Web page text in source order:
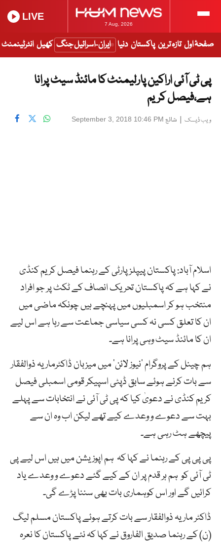
7 Aug, 2026
LIVE
صفحۂ اول تازہ ترین پاکستان دنیا ایران-اسرائیل جنگ کھیل انٹرٹینمنٹ
پی ٹی آئی اراکین پارلیمنٹ کا مائنڈ سیٹ پرانا
ہے،فیصل کریم
ویب ڈیسک | شائع September 3, 2018 10:46 PM
اسلام آباد: پاکستان پیپلز پارٹی کے رہنما فیصل کریم کنڈی
نے کہا ہے کہ پاکستان تحریک انصاف کے ٹکٹ پر جو افراد
منتخب ہو کر اسمبلیوں میں پہنچے ہیں چونکہ ماضی میں
ان کا تعلق کسی نہ کسی سیاسی جماعت سے رہا ہے اس لیے
ان کا مائنڈ سیٹ وہی پرانا ہے۔
ہم چینل کے پروگرام ’نیوز لائن‘ میں میزبان ڈاکٹرماریہ ذوالفقار
سے بات کرنے ہوئے سابق ڈپٹی اسپیکر قومی اسمبلی فیصل
کریم کنڈی نے دعویٰ کیا کہ پی ٹی آئی نے انتخابات سے پہلے
بہت سے دعوے و وعدے کیے تھے لیکن اب وہ ان سے
پیچھے ہٹ رہی ہے۔
پی پی پی کے رہنما نے کہا کہ ہم اپوزیشن میں ہیں اس لیے پی
ٹی آئی کو ہم ہر قدم پر ان کے کیے گئے دعوے و وعدے یاد
کرائیں گے اور اس کوہماری بات بھی سننا پڑے گی۔
ڈاکٹر ماریہ ذوالفقار سے بات کرتے ہوئے پاکستان مسلم لیگ
(ن) کے رہنما صدیق الفاروق نے کہا کہ نئے پاکستان کا نعرہ